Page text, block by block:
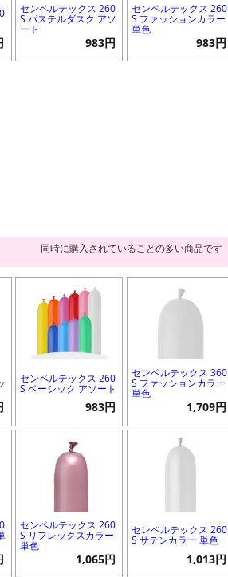
センペルテックス 260
S パステルダスク アソ
ート
983円
センペルテックス 260
S ファッションカラー
単色
983円
同時に購入されていることの多い商品です
センペルテックス 260
S ベーシック アソート
983円
センペルテックス 360
S ファッションカラー
単色
1,709円
センペルテックス 260
S リフレックスカラー
単色
1,065円
センペルテックス 260
S サテンカラー 単色
1,013円